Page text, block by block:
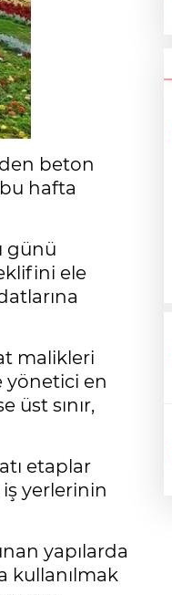
beton
hafta
günü
ele
malikleri
yönetici en
üst sınır,
etaplar
yerlerinin
yapılarda
kullanılmak